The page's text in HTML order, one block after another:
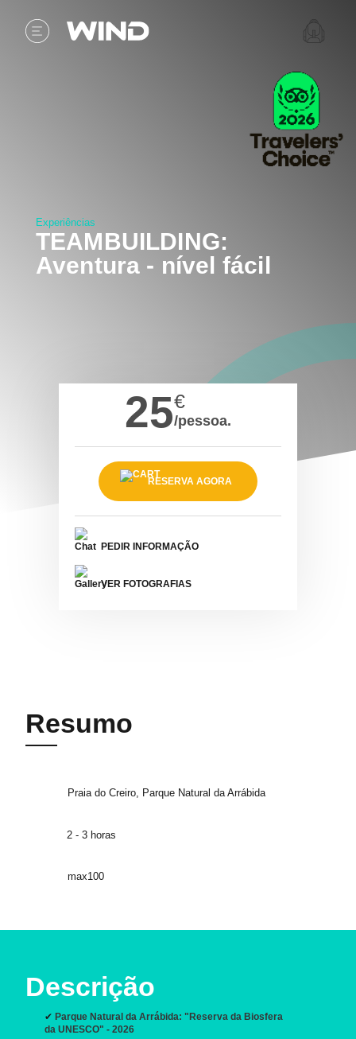
Experiências
TEAMBUILDING:
Aventura - nível fácil
25€
/pessoa.
RESERVA AGORA
PEDIR INFORMAÇÃO
VER FOTOGRAFIAS
Resumo
Praia do Creiro, Parque Natural da Arrábida
2 - 3 horas
max100
Descrição
✔ Parque Natural da Arrábida: "Reserva da Biosfera
da UNESCO" - 2026